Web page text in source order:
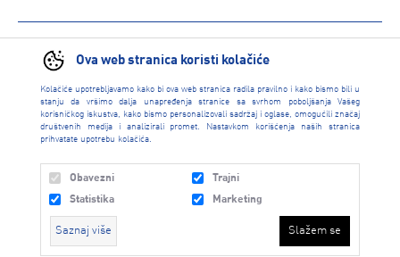
Ova web stranica koristi kolačiće
Kolačiće upotrebljavamo kako bi ova web stranica radila pravilno i kako bismo bili u
stanju da vršimo dalja unapređenja stranice sa svrhom poboljšanja Vašeg
korisničkog iskustva, kako bismo personalizovali sadržaj i oglase, omogućili značaj
društvenih medija i analizirali promet. Nastavkom korišćenja naših stranica
prihvatate upotrebu kolačića.
Obavezni
Trajni
Statistika
Marketing
Saznaj više Slažem se
PRONAĐI RADNJU
INTERSPORT 2026 created by Enetel Solutions